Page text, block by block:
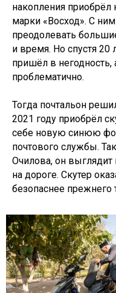
накопления
марки «Восход». С
преодолевать
и время. Но спустя 20
пришёл в негодность,
проблематично.
Тогда почтальон
2021 году приобрёл
себе новую синюю
почтового службы.
Очилова, он выглядит
на дороге. Скутер
безопаснее прежнего